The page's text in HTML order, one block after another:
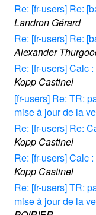
Re: [fr-users] Re:
Landron Gérard
Re: [fr-users] Re:
Alexander
Re: [fr-users] Calc
Kopp Castinel
[fr-users] Re: TR:
mise à jour de la
Re: [fr-users] Re:
Kopp Castinel
Re: [fr-users] Calc
Kopp Castinel
Re: [fr-users] TR:
mise à jour de la